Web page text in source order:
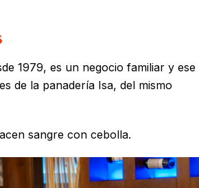
1979, es un negocio familiar y ese
de la panadería Isa, del mismo
sangre con cebolla.